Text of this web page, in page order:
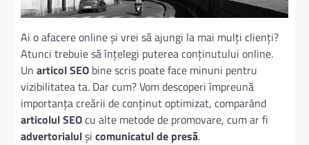
Ai o afacere online și vrei să ajungi la mai mulți clienți?
Atunci trebuie să înțelegi puterea conținutului online.
Un articol SEO bine scris poate face minuni pentru
vizibilitatea ta. Dar cum? Vom descoperi împreună
importanța creării de conținut optimizat, comparând
articolul SEOcu alte metode de promovare, cum ar fi
advertorialulși comunicatul de presă.